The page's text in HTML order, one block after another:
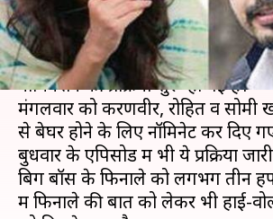
क्या है खबर?
बिग बॉस 12 में 'फैमिली स्पेशल' के बाद
नॉमिनेशन की प्रक्रिया शुरू हो गई है।
मंगलवार को करणवीर, रोहित व सोमी
से बेघर होने के लिए नॉमिनेट कर दिए
बुधवार के एपिसोड में भी ये प्रक्रिया
बिग बॉस के फिनाले को लगभग तीन
में फिनाले की बात को लेकर भी हाई-